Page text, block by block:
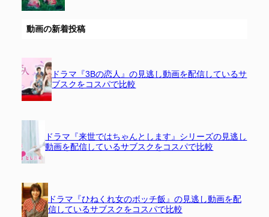
動画の新着投稿
ドラマ『3Bの恋人』の見逃し動画を配信しているサ
ブスクをコスパで比較
ドラマ『来世ではちゃんとします』シリーズの見逃し
動画を配信しているサブスクをコスパで比較
ドラマ『ひねくれ女のボッチ飯』の見逃し動画を配
信しているサブスクをコスパで比較